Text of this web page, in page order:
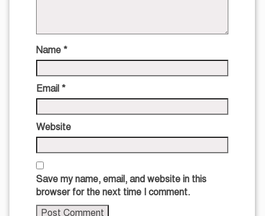
Name *
Email *
Website
Save my name, email, and website in this
browser for the next time I comment.